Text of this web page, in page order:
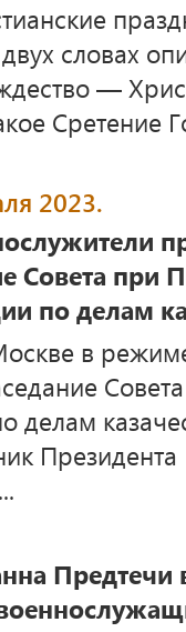
словах
—
Сретение
2023.
Совета при
по делам
в
делам
Предтечи